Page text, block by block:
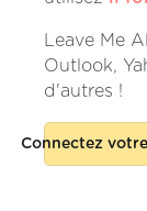
Leave Me
Outlook,
d'autres !
Connectez